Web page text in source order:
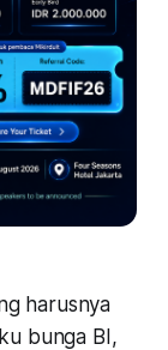
harusnya
bunga BI,